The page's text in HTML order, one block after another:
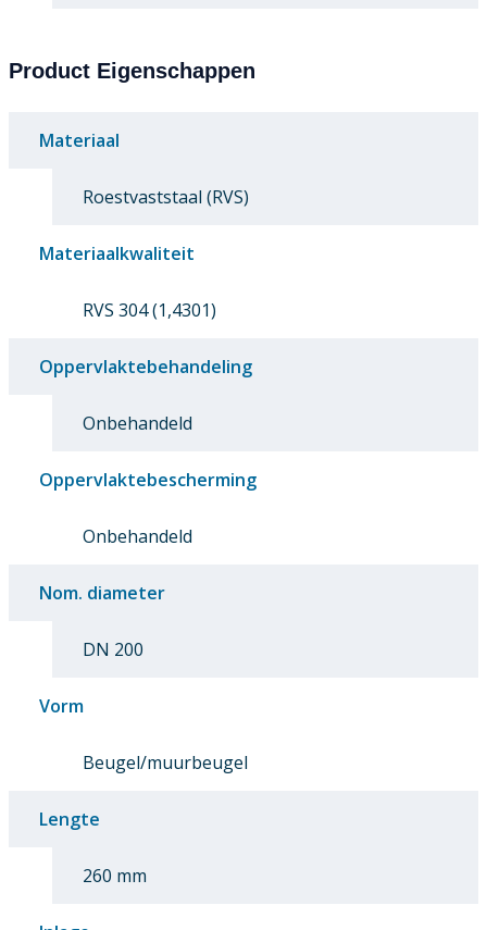
Product Eigenschappen
Materiaal
Roestvaststaal (RVS)
Materiaalkwaliteit
RVS 304 (1,4301)
Oppervlaktebehandeling
Onbehandeld
Oppervlaktebescherming
Onbehandeld
Nom. diameter
DN 200
Vorm
Beugel/muurbeugel
Lengte
260 mm